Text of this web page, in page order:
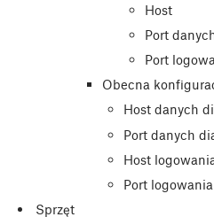
Host
Port
Port
Obecna
Host danych
Port danych
Host
Port logowania
Sprzęt